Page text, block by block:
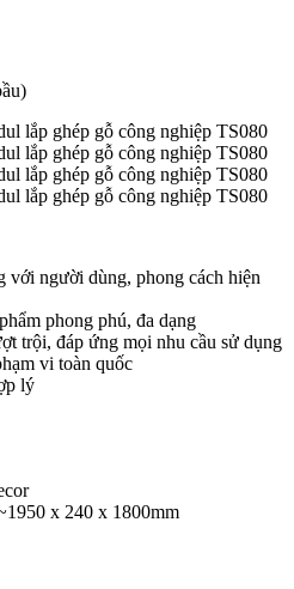
với người dùng, phong cách hiện
phong phú, đa dạng
trội, đáp ứng mọi nhu cầu sử dụng
vi toàn quốc
lý
x 240 x 1800mm